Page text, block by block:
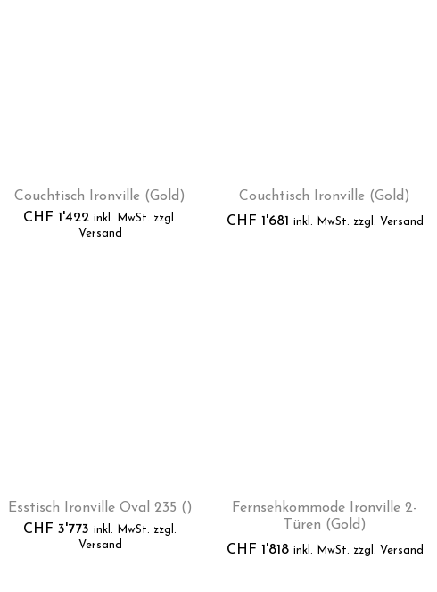
Couchtisch Ironville (Gold)
CHF 1'422 inkl. MwSt. zzgl.
Versand
Couchtisch Ironville (Gold)
CHF 1'681 inkl. MwSt. zzgl. Versand
Esstisch Ironville Oval 235 ()
CHF 3'773 inkl. MwSt. zzgl.
Versand
Fernsehkommode Ironville 2-
Türen (Gold)
CHF 1'818 inkl. MwSt. zzgl. Versand